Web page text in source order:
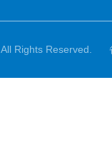
Rights Reserved.